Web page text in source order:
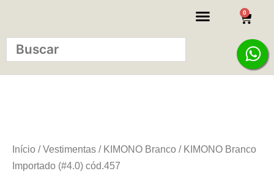
0
Início /Vestimentas / KIMONO Branco / KIMONO Branco
Importado (#4.0) cód.457